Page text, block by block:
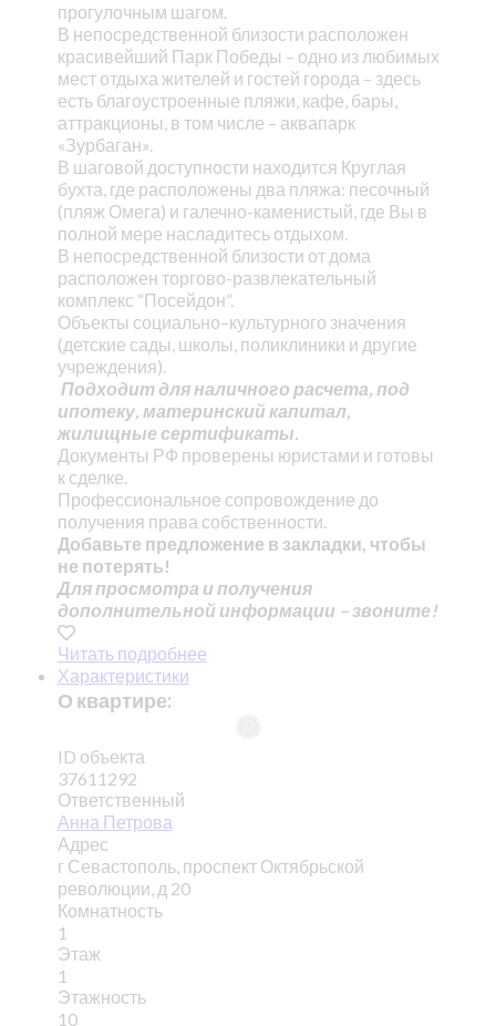
прогулочным шагом.
В непосредственной близости расположен
красивейший Парк Победы – одно из любимых
мест отдыха жителей и гостей города – здесь
есть благоустроенные пляжи, кафе, бары,
аттракционы, в том числе – аквапарк
«Зурбаган».
В шаговой доступности находится Круглая
бухта, где расположены два пляжа: песочный
(пляж Омега) и галечно-каменистый, где Вы в
полной мере насладитесь отдыхом.
В непосредственной близости от дома
расположен торгово-развлекательный
комплекс “Посейдон”.
Объекты социально–культурного значения
(детские сады, школы, поликлиники и другие
учреждения).
Подходит для наличного расчета, под
ипотеку, материнский капитал,
жилищные сертификаты.
Документы РФ проверены юристами и готовы
к сделке.
Профессиональное сопровождение до
получения права собственности.
Добавьте предложение в закладки, чтобы
не потерять!
Для просмотра и получения
дополнительной информации – звоните!
Читать подробнее
Характеристики
О квартире:
ID объекта
37611292
Ответственный
Анна Петрова
Адрес
г Севастополь, проспект Октябрьской
революции, д 20
Комнатность
1
Этаж
1
Этажность
10